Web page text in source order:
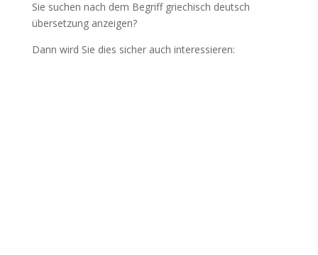
Sie suchen nach dem Begriff griechisch deutsch
übersetzung anzeigen?
Dann wird Sie dies sicher auch interessieren: